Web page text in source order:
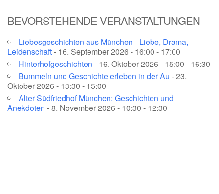
BEVORSTEHENDE VERANSTALTUNGEN
Liebesgeschichten aus München - Liebe, Drama,
Leidenschaft- 16. September 2026 - 16:00 - 17:00
Hinterhofgeschichten - 16. Oktober 2026 - 15:00 - 16:30
Bummeln und Geschichte erleben in der Au - 23.
Oktober 2026 - 13:30 - 15:00
Alter Südfriedhof München: Geschichten und
Anekdoten - 8. November 2026 - 10:30 - 12:30